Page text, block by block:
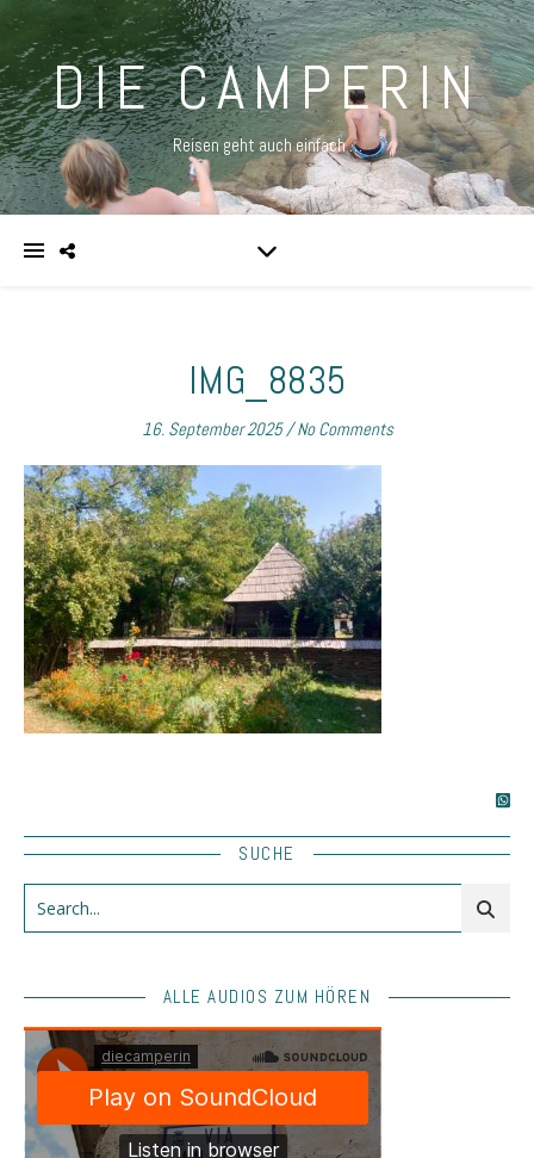
DIE CAMPERIN
Reisen geht auch einfach …
IMG_8835
16. September 2025/ No Comments
SUCHE
ALLE AUDIOS ZUM HÖREN